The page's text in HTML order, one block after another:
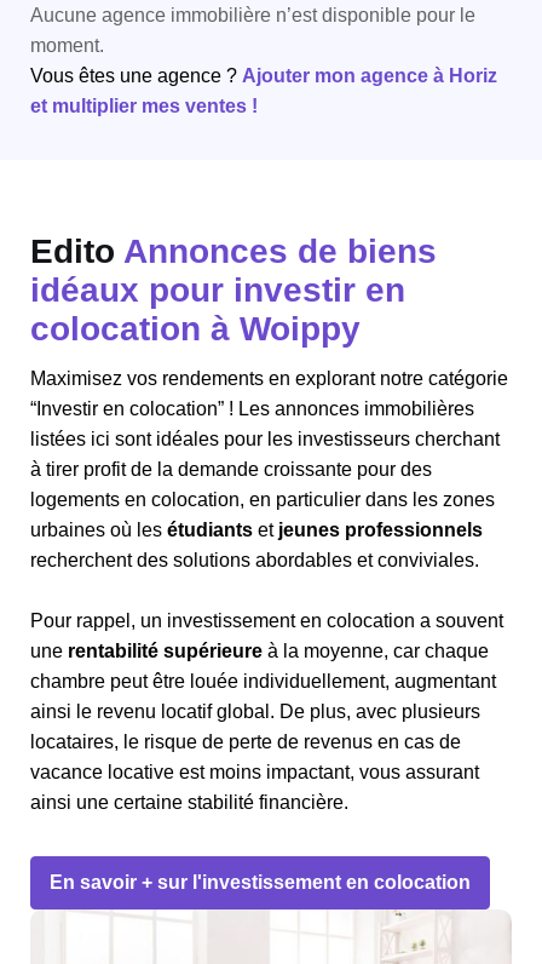
Aucune agence immobilière n’est disponible pour le
moment.
Vous êtes une agence ? Ajouter mon agence à Horiz
et multiplier mes ventes !
Edito Annonces de biens
idéaux pour investir en
colocation à Woippy
Maximisez vos rendements en explorant notre catégorie
“Investir en colocation” ! Les annonces immobilières
listées ici sont idéales pour les investisseurs cherchant
à tirer profit de la demande croissante pour des
logements en colocation, en particulier dans les zones
urbaines où les étudiants et jeunes professionnels
recherchent des solutions abordables et conviviales.
Pour rappel, un investissement en colocation a souvent
une rentabilité supérieure à la moyenne, car chaque
chambre peut être louée individuellement, augmentant
ainsi le revenu locatif global. De plus, avec plusieurs
locataires, le risque de perte de revenus en cas de
vacance locative est moins impactant, vous assurant
ainsi une certaine stabilité financière.
En savoir + sur l'investissement en colocation